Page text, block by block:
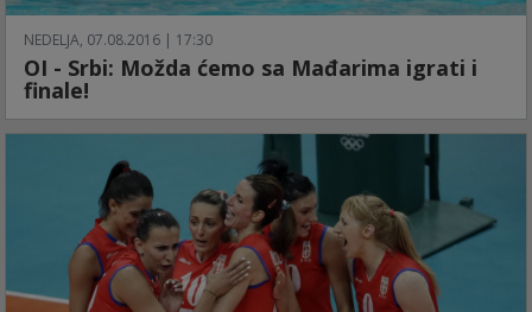
NEDELJA, 07.08.2016 | 17:30
OI - Srbi: Možda ćemo sa Mađarima igrati i
finale!